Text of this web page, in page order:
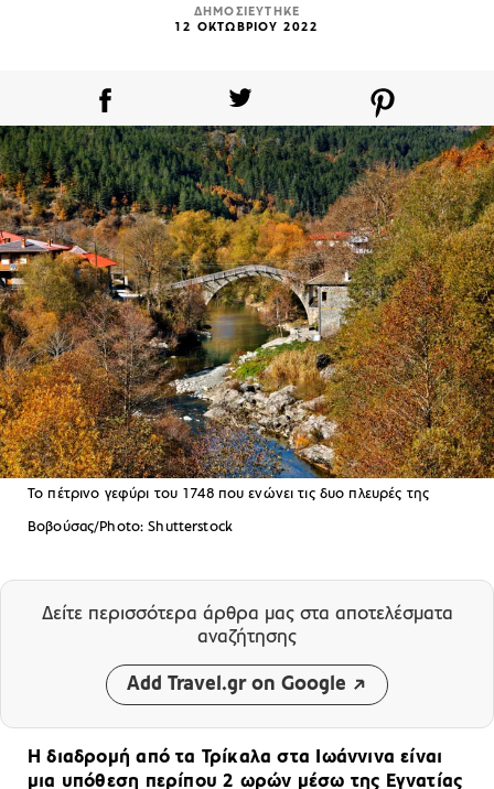
ΔΗΜΟΣΙΕΥΤΗΚΕ
12 ΟΚΤΩΒΡΙΟΥ 2022
Το πέτρινο γεφύρι του 1748 που ενώνει τις δυο πλευρές της
Βοβούσας/Photo: Shutterstock
Δείτε περισσότερα άρθρα μας στα αποτελέσματα
αναζήτησης
Add Travel.gr on Google
Η διαδρομή από τα Τρίκαλα στα Ιωάννινα είναι
μια υπόθεση περίπου 2 ωρών μέσω της Εγνατίας